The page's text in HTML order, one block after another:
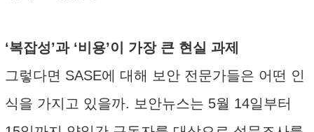
‘복잡성’과 ‘비용’이 가장 큰 현실 과제
그렇다면 SASE에 대해 보안 전문가들은 어떤 인
식을 가지고 있을까. 보안뉴스는 5월 14일부터